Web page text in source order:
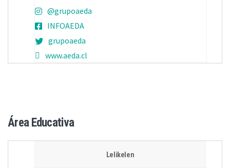
@grupoaeda
INFOAEDA
grupoaeda
www.aeda.cl
Área Educativa
Lelikelen